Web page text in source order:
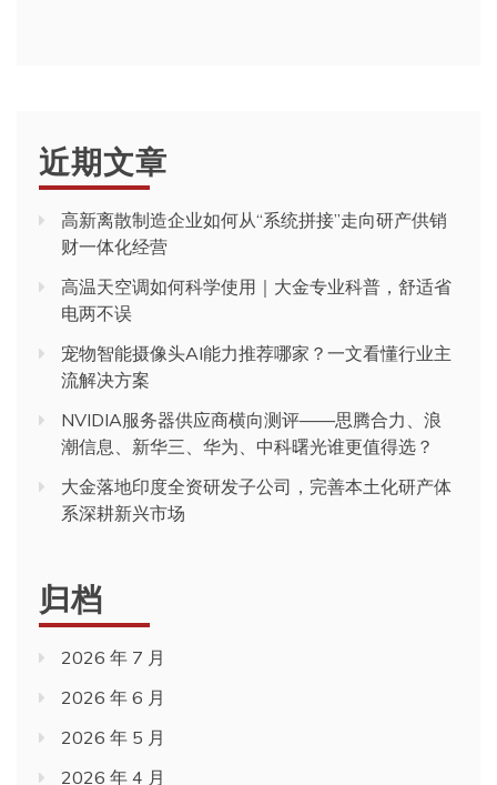
近期文章
高新离散制造企业如何从“系统拼接”走向研产供销
财一体化经营
高温天空调如何科学使用｜大金专业科普，舒适省
电两不误
宠物智能摄像头AI能力推荐哪家？一文看懂行业主
流解决方案
NVIDIA服务器供应商横向测评——思腾合力、浪
潮信息、新华三、华为、中科曙光谁更值得选？
大金落地印度全资研发子公司，完善本土化研产体
系深耕新兴市场
归档
2026 年 7 月
2026 年 6 月
2026 年 5 月
2026 年 4 月